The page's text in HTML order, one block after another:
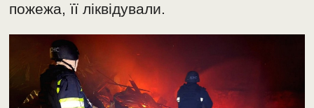
пожежа, її ліквідували.